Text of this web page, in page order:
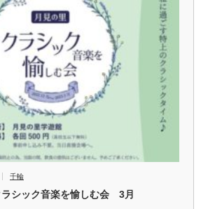
千輪
シック音楽を愉しむ会 3月